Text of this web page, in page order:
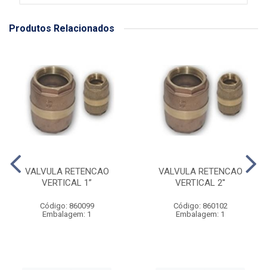
Produtos Relacionados
VALVULA RETENCAO
VERTICAL 1”
Código: 860099
Embalagem: 1
VALVULA RETENCAO
VERTICAL 2''
Código: 860102
Embalagem: 1